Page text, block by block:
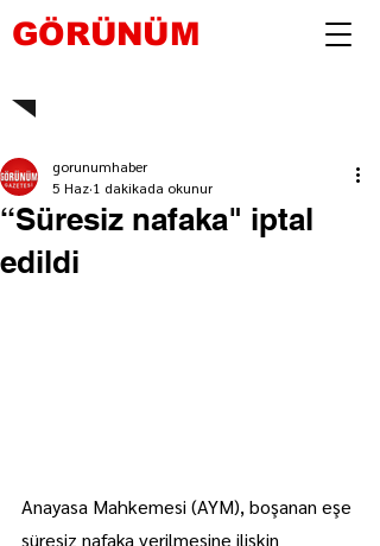
GÖRÜNÜM
“Süresiz nafaka" iptal
edildi
gorunumhaber
5 Haz 1 dakikada okunur
Anayasa Mahkemesi (AYM), boşanan eşe
süresiz nafaka verilmesine ilişkin